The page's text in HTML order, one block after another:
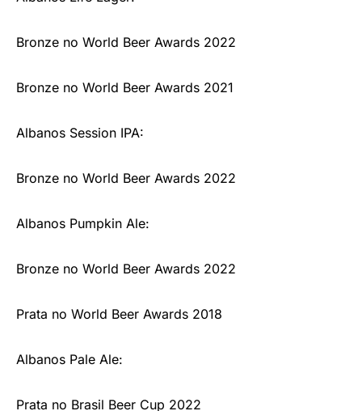
Bronze no World Beer Awards 2022
Bronze no World Beer Awards 2021
Albanos Session IPA:
Bronze no World Beer Awards 2022
Albanos Pumpkin Ale:
Bronze no World Beer Awards 2022
Prata no World Beer Awards 2018
Albanos Pale Ale:
Prata no Brasil Beer Cup 2022